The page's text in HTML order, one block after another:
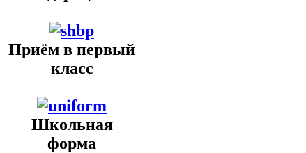
Приём в первый
класс
Школьная
форма